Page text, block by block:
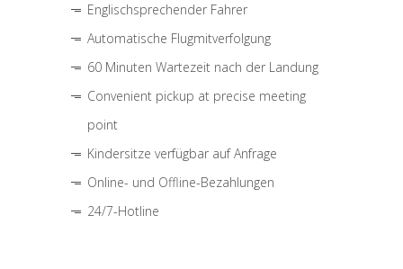
Englischsprechender Fahrer
Automatische Flugmitverfolgung
60 Minuten Wartezeit nach der Landung
Convenient pickup at precise meeting
point
Kindersitze verfügbar auf Anfrage
Online- und Offline-Bezahlungen
24/7-Hotline